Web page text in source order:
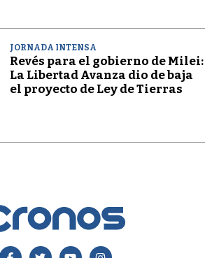
JORNADA INTENSA
Revés para el gobierno de Milei:
La Libertad Avanza dio de baja
el proyecto de Ley de Tierras